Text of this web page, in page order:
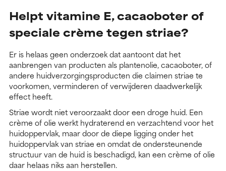
Helpt vitamine E, cacaoboter of
speciale crème tegen striae?
Er is helaas geen onderzoek dat aantoont dat het
aanbrengen van producten als plantenolie, cacaoboter, of
andere huidverzorgingsproducten die claimen striae te
voorkomen, verminderen of verwijderen daadwerkelijk
effect heeft.
Striae wordt niet veroorzaakt door een droge huid. Een
crème of olie werkt hydraterend en verzachtend voor het
huidoppervlak, maar door de diepe ligging onder het
huidoppervlak van striae en omdat de ondersteunende
structuur van de huid is beschadigd, kan een crème of olie
daar helaas niks aan herstellen.